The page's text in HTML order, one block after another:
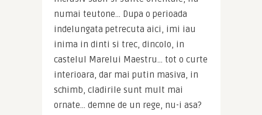
numai teutone… Dupa o perioada
indelungata petrecuta aici, imi iau
inima in dinti si trec, dincolo, in
castelul Marelui Maestru… tot o curte
interioara, dar mai putin masiva, in
schimb, cladirile sunt mult mai
ornate… demne de un rege, nu-i asa?